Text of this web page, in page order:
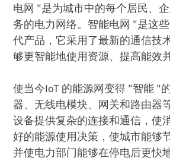
电网 "是为城市中的每个居民、
务的电力网络。智能电网 "是这
代产品，它采用了最新的通信技
够更智能地使用资源、提高能效
使当今IoT 的能源网变得 "智能 "
器、无线电模块、网关和路由器
设备提供复杂的连接和通信，使
好的能源使用决策，使城市能够
并使电力部门能够在停电后更快